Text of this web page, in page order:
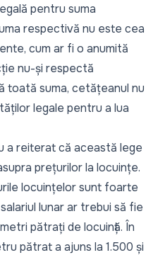
pentru suma
respectivă nu este cea
cum ar fi o anumită
nu-și respectă
toată suma, cetățeanul nu
legale pentru a lua
a reiterat că această lege
prețurilor la locuințe.
locuințelor sunt foarte
lunar ar trebui să fie
pătrați de locuință. În
pătrat a ajuns la 1.500 și